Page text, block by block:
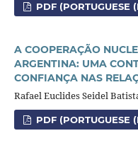
PDF (PORTUGUESE
A COOPERAÇÃO
ARGENTINA: UMA
CONFIANÇA NAS
Rafael Euclides Seidel
PDF (PORTUGUESE